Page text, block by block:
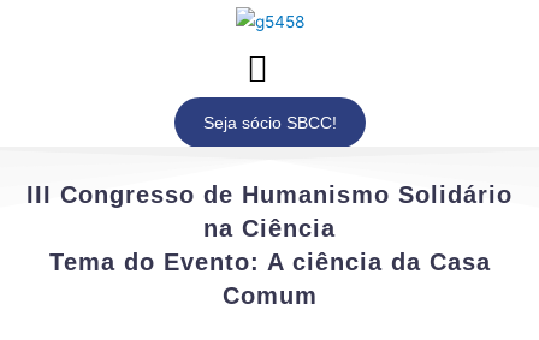
Seja sócio SBCC!
III Congresso de Humanismo Solidário
na Ciência
Tema do Evento: A ciência da Casa
Comum